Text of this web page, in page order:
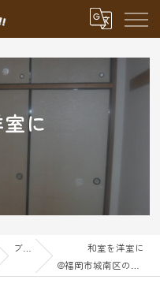
に
ブログ
和室を洋室に
@福岡市城南区のリフォーム